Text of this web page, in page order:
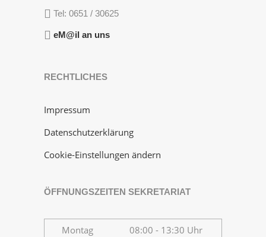
Tel: 0651 / 30625
eM@il an uns
RECHTLICHES
Impressum
Datenschutzerklärung
Cookie-Einstellungen ändern
ÖFFNUNGSZEITEN SEKRETARIAT
Montag
08:00 - 13:30 Uhr